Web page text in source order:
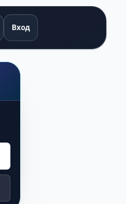
Вход